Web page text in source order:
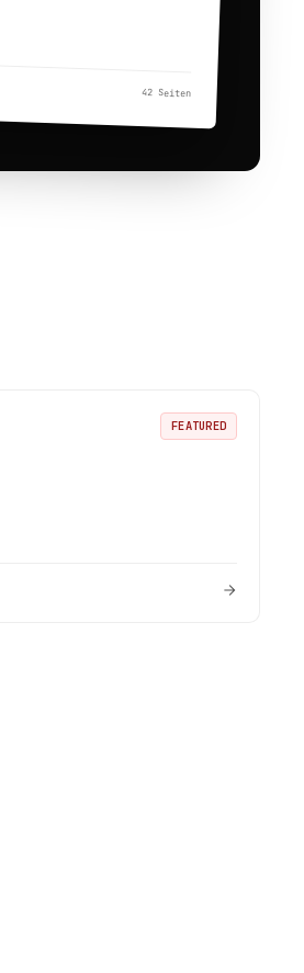
42 Seiten
FEATURED